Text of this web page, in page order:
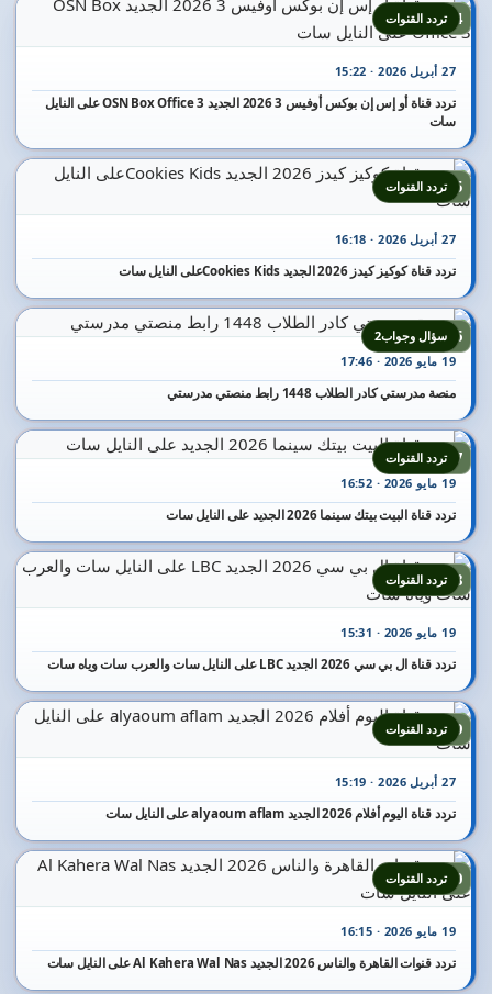
14
27 أبريل 2026 · 15:22
تردد قناة أو إس إن بوكس أوفيس 3 2026 الجديد OSN Box Office 3 على النايل
سات
تردد القنوات
15
27 أبريل 2026 · 16:18
تردد قناة كوكيز كيدز 2026 الجديد Cookies Kidsعلى النايل سات
تردد القنوات
16
19 مايو 2026 · 17:46
منصة مدرستي كادر الطلاب 1448 رابط منصتي مدرستي
سؤال وجواب2
17
19 مايو 2026 · 16:52
تردد قناة البيت بيتك سينما 2026 الجديد على النايل سات
تردد القنوات
18
19 مايو 2026 · 15:31
تردد قناة ال بي سي 2026 الجديد LBC على النايل سات والعرب سات وياه سات
تردد القنوات
19
27 أبريل 2026 · 15:19
تردد قناة اليوم أفلام 2026 الجديد alyaoum aflam على النايل سات
تردد القنوات
20
19 مايو 2026 · 16:15
تردد قنوات القاهرة والناس 2026 الجديد Al Kahera Wal Nas على النايل سات
تردد القنوات